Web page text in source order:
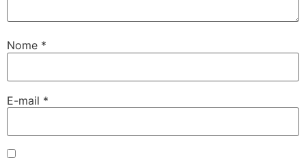
Nome *
E-mail *